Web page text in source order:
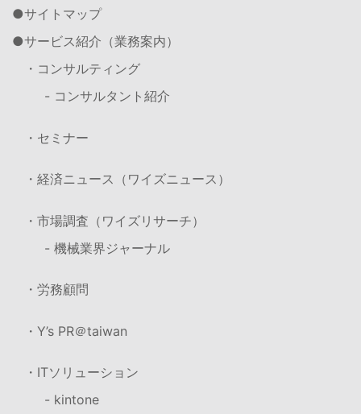
サイトマップ
サービス紹介（業務案内）
・コンサルティング
- コンサルタント紹介
・セミナー
・経済ニュース（ワイズニュース）
・市場調査（ワイズリサーチ）
- 機械業界ジャーナル
・労務顧問
・Y’s PR＠taiwan
・ITソリューション
- kintone